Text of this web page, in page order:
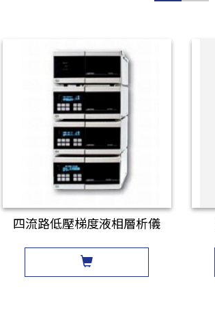
四流路低壓梯度液相層析儀